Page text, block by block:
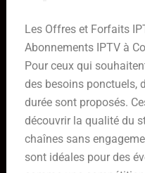
Les Offres et Forfaits
Abonnements IPTV à
Pour ceux qui
des besoins ponctuels,
durée sont proposés.
découvrir la qualité du
chaînes sans
sont idéales pour des